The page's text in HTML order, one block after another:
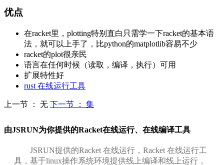
优点
在racket里，plotting特别直白只需学一下racket的基本语
法，就可以上手了，比python的matplotlib容易不少
racket的plot很亲民
语言在任何时候（读取，编译，执行）可用
扩展特性好
rust 在线运行工具
上一节 ： 无 下一节 ： 集
由JSRUN为你提供的Racket在线运行、在线编译工具
JSRUN提供的Racket 在线运行，Racket 在线运行工
具，基于linux操作系统环境提供线上编译和线上运行，